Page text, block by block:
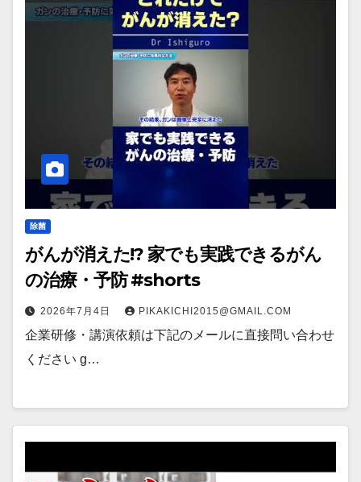
除菌
がんが消えた!? 家でも実践できるがん
の治療・予防 #shorts
2026年7月4日 PIKAKICHI2015@GMAIL.COM
企業研修・講演依頼は下記のメールに直接問い合わせ
ください g…